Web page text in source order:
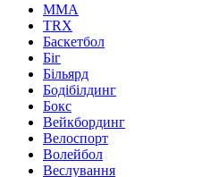
MMA
TRX
Баскетбол
Біг
Більярд
Бодібілдинг
Бокс
Вейкбординг
Велоспорт
Волейбол
Веслування